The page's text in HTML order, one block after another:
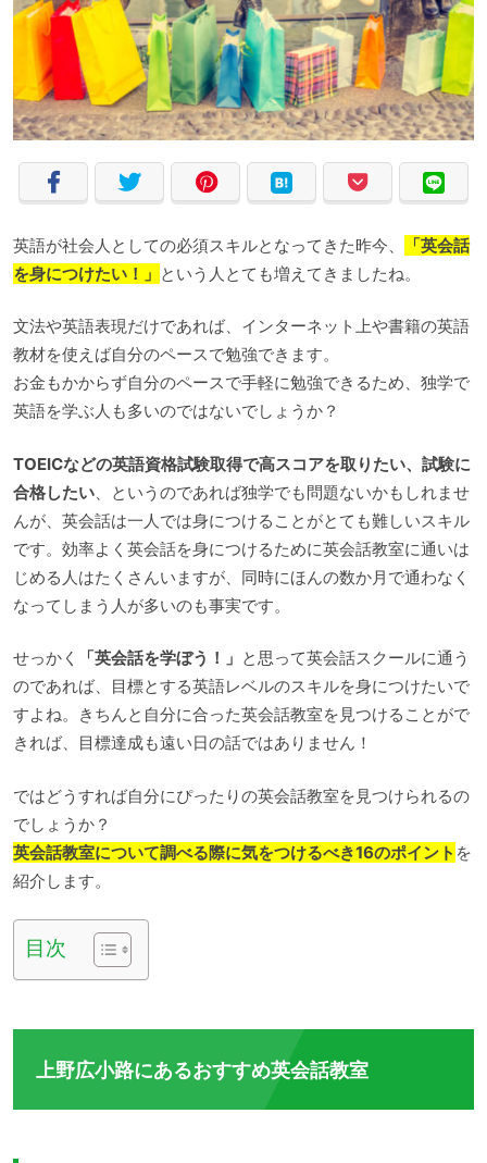
英語が社会人としての必須スキルとなってきた昨今、
「英会話
を身につけたい！」 という人とても増えてきましたね。
文法や英語表現だけであれば、インターネット上や書籍の英語
教材を使えば自分のペースで勉強できます。
お金もかからず自分のペースで手軽に勉強できるため、独学で
英語を学ぶ人も多いのではないでしょうか？
TOEICなどの英語資格試験取得で高スコアを取りたい、試験に
合格したい、というのであれば独学でも問題ないかもしれませ
んが、英会話は一人では身につけることがとても難しいスキル
です。効率よく英会話を身につけるために英会話教室に通いは
じめる人はたくさんいますが、同時にほんの数か月で通わなく
なってしまう人が多いのも事実です。
せっかく 「英会話を学ぼう！」 と思って英会話スクールに通う
のであれば、目標とする英語レベルのスキルを身につけたいで
すよね。きちんと自分に合った英会話教室を見つけることがで
きれば、目標達成も遠い日の話ではありません！
ではどうすれば自分にぴったりの英会話教室を見つけられるの
でしょうか？
英会話教室について調べる際に気をつけるべき16のポイント を
紹介します。
目次
上野広小路にあるおすすめ英会話教室